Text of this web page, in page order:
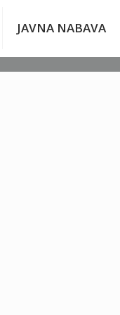
JAVNA NABAVA